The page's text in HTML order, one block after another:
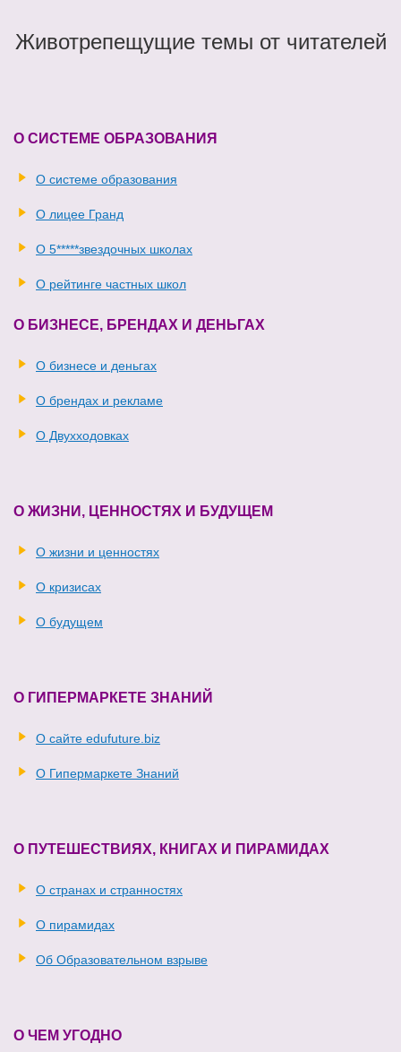
Животрепещущие темы от читателей
О СИСТЕМЕ ОБРАЗОВАНИЯ
О системе образования
О лицее Гранд
О 5*****звездочных школах
О рейтинге частных школ
О БИЗНЕСЕ, БРЕНДАХ И ДЕНЬГАХ
О бизнесе и деньгах
О брендах и рекламе
О Двухходовках
О ЖИЗНИ, ЦЕННОСТЯХ И БУДУЩЕМ
О жизни и ценностях
О кризисах
О будущем
О ГИПЕРМАРКЕТЕ ЗНАНИЙ
О сайте edufuture.biz
О Гипермаркете Знаний
О ПУТЕШЕСТВИЯХ, КНИГАХ И ПИРАМИДАХ
О странах и странностях
О пирамидах
Об Образовательном взрыве
О ЧЕМ УГОДНО